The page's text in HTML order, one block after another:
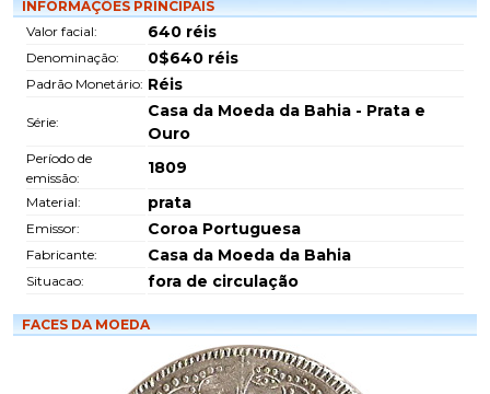
INFORMAÇÕES PRINCIPAIS
Valor facial:
640 réis
Denominação: 0$640 réis
Padrão Monetário: Réis
Série:
Casa da Moeda da Bahia - Prata e
Ouro
Período de
emissão:
1809
Material: prata
Emissor: Coroa Portuguesa
Fabricante: Casa da Moeda da Bahia
Situacao: fora de circulação
FACES DA MOEDA